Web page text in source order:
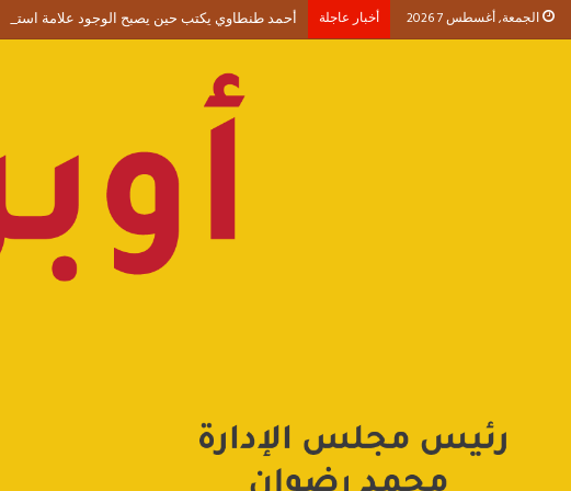
الجمعة, أغسطس 7 2026 أخبار عاجلة أحمد طنطاوي يكتب حين يصبح الوجود علامة استفهام